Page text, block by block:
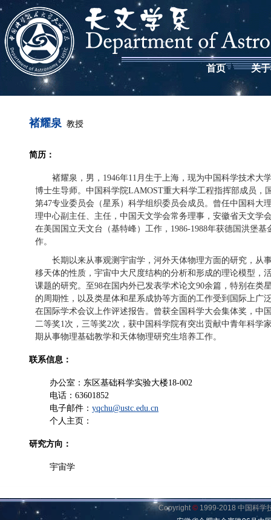
首页 关
褚耀泉教授
简历：
褚耀泉，男，1946年11月生于上海，现为中国科学技术大
博士生导师。中国科学院LAMOST重大科学工程指挥部成员，
第47专业委员会（星系）科学组织委员会成员。曾任中国科大
理中心副主任、主任，中国天文学会常务理事，安徽省天文学
在美国国立天文台（基特峰）工作，1986-1988年获德国洪堡
作。
长期以来从事观测宇宙学，河外天体物理方面的研究，从
移天体的性质，宇宙中大尺度结构的分析和形成的理论模型，
课题的研究。至98在国内外已发表学术论文90余篇，特别在类
的周期性，以及类星体和星系成协等方面的工作受到国际上广
在国际学术会议上作评述报告。曾获全国科学大会集体奖，中
二等奖1次，三等奖2次，获中国科学院有突出贡献中青年科学
期从事物理基础教学和天体物理研究生培养工作。
联系信息：
办公室：东区基础科学实验大楼18-002
电话：63601852
电子邮件： yqchu@ustc.edu.cn
个人主页：
研究方向：
宇宙学
Copyright©1999-2018 中国科学